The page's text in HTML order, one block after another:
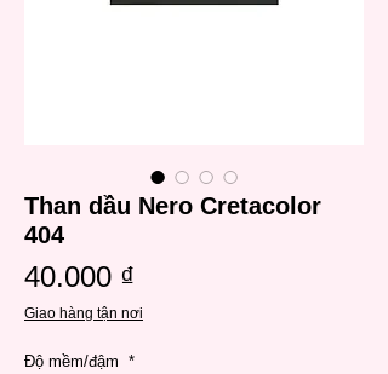
Than dầu Nero Cretacolor
404
40.000 ₫
Giao hàng tận nơi
Độ mềm/đậm *